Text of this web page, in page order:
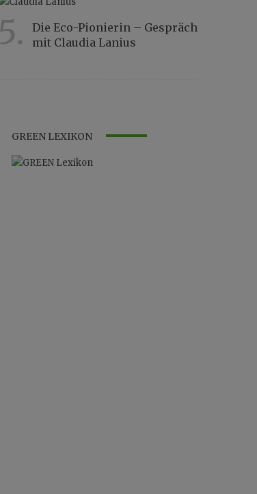
5.
Die Eco-Pionierin – Gespräch
mit Claudia Lanius
GREEN LEXIKON